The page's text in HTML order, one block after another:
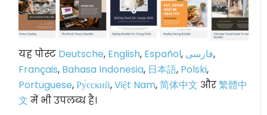
यह पोस्ट Deutsche, English, Español, فارسی,
Français, Bahasa Indonesia, 日本語, Polski,
Portuguese,Ру́сский,Việt Nam,简体中文 और繁體中
文 में भी उपलब्ध है।